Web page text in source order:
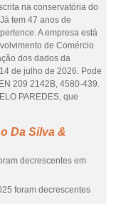
na conservatória do
tem 47 anos de
A empresa está
de Comércio
dos dados da
de julho de 2026. Pode
209 2142B, 4580-439.
PAREDES, que
Da Silva &
decrescentes em
foram decrescentes